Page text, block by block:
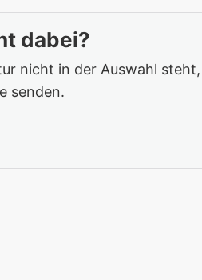
dabei?
nicht in der Auswahl steht,
senden.